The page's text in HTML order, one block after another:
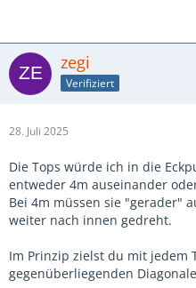
zegi
Verifiziert
28. Juli 2025
Die Tops würde ich in die
entweder 4m auseinander
Bei 4m müssen sie "gerader"
weiter nach innen gedreht.
Im Prinzip zielst du mit jedem
gegenüberliegenden